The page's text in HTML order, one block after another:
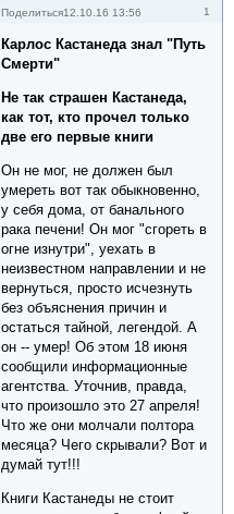
Поделиться 1
12.10.16 13:56
Карлос Кастанеда знал "Путь
Смерти"
Не так страшен Кастанеда,
как тот, кто прочел только
две его первые книги
Он не мог, не должен был
умереть вот так обыкновенно,
у себя дома, от банального
рака печени! Он мог "сгореть в
огне изнутри", уехать в
неизвестном направлении и не
вернуться, просто исчезнуть
без объяснения причин и
остаться тайной, легендой. А
он -- умер! Об этом 18 июня
сообщили информационные
агентства. Уточнив, правда,
что произошло это 27 апреля!
Что же они молчали полтора
месяца? Чего скрывали? Вот и
думай тут!!!
Книги Кастанеды не стоит